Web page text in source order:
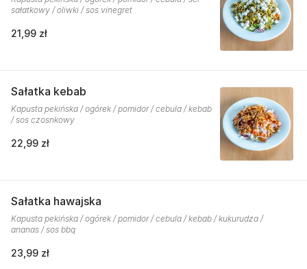
sałatkowy / oliwki / sos vinegret
21,99 zł
Sałatka kebab
Kapusta pekińska / ogórek / pomidor / cebula / kebab
/ sos czosnkowy
22,99 zł
Sałatka hawajska
Kapusta pekińska / ogórek / pomidor / cebula / kebab / kukurudza /
ananas / sos bbq
23,99 zł